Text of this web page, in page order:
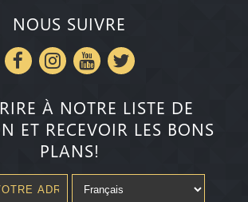
NOUS SUIVRE
À NOTRE LISTE DE
ET RECEVOIR LES BONS
PLANS!